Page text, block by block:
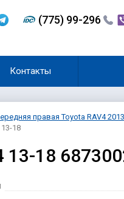
(775) 99-296
Контакты
правая Toyota RAV4
18
13-18